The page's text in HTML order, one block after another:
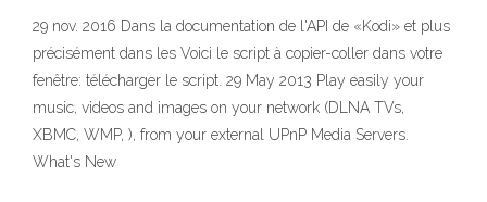
29 nov. 2016 Dans la documentation de l'API de «Kodi» et plus
précisément dans les Voici le script à copier-coller dans votre
fenêtre: télécharger le script. 29 May 2013 Play easily your
music, videos and images on your network (DLNA TVs,
XBMC, WMP, ), from your external UPnP Media Servers.
What's New